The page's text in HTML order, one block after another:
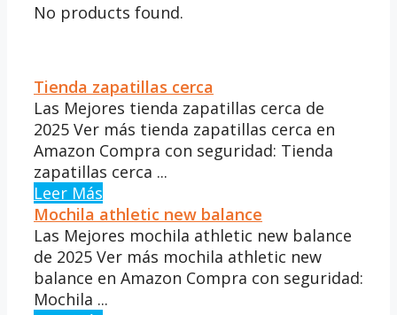
No products found.
Tienda zapatillas cerca
Las Mejores tienda zapatillas cerca de
2025 Ver más tienda zapatillas cerca en
Amazon Compra con seguridad: Tienda
zapatillas cerca ...
Leer Más
Mochila athletic new balance
Las Mejores mochila athletic new balance
de 2025 Ver más mochila athletic new
balance en Amazon Compra con seguridad:
Mochila ...